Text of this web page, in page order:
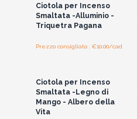
Ciotola per Incenso
Smaltata -Alluminio -
Triquetra Pagana
Prezzo consigliato : €10.00/cad
Ciotola per Incenso
Smaltata -Legno di
Mango - Albero della
Vita